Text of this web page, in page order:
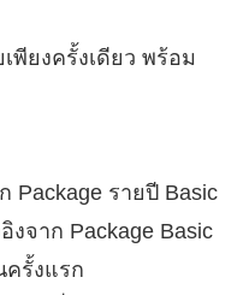
พียงครั้งเดียว พร้อม
Package รายปี Basic
งจาก Package Basic
ครั้งแรก